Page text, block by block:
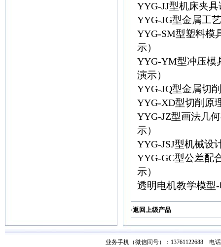
YYG-JJ型机床夹
YYG-JG型金属工
YYG-SM型塑料模
示）
YYG-YM型冲压模
演示）
YYG-JQ型金属切
YYG-XD型切削原
YYG-JZ型画法几
示）
YYG-JSJ型机械设
YYG-GC型公差配
示）
透明电机教学模型
·返回上级产品
业务手机（微信同号）：13761122688 电